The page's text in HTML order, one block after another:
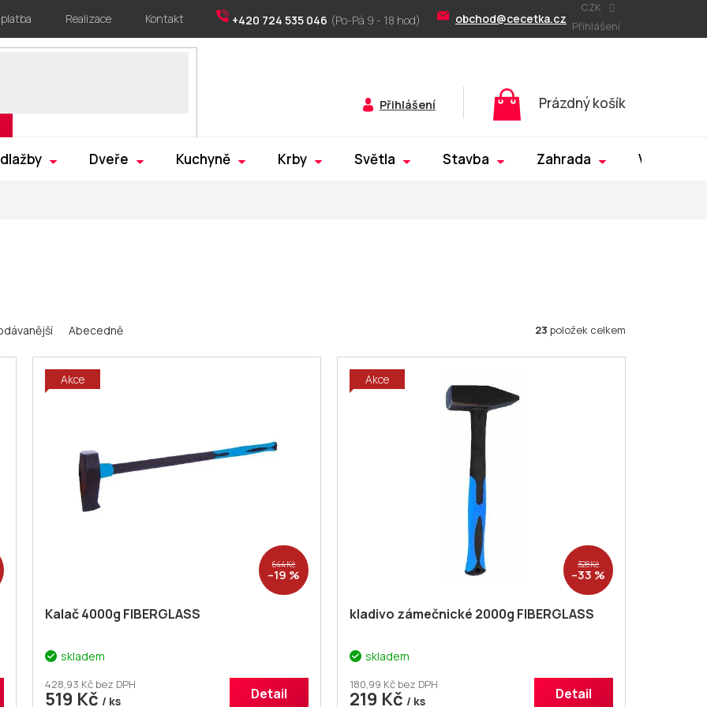
+420 724 535 046 obchod@cecetka.cz
Realizace Kontakt
CZK
Přihlášení
Přihlášení
Nákupní
košík
Prázdný košík
Dveře Kuchyně Krby Světla Stavba Zahrada Výprodej
Abecedně 23 položek celkem
Akce
644 Kč
–19 %
Kalač 4000g FIBERGLASS
skladem
428,93 Kč bez DPH
519 Kč / ks Detail
Akce
328 Kč
–33 %
kladivo zámečnické 2000g FIBERGLASS
skladem
180,99 Kč bez DPH
219 Kč / ks Detail